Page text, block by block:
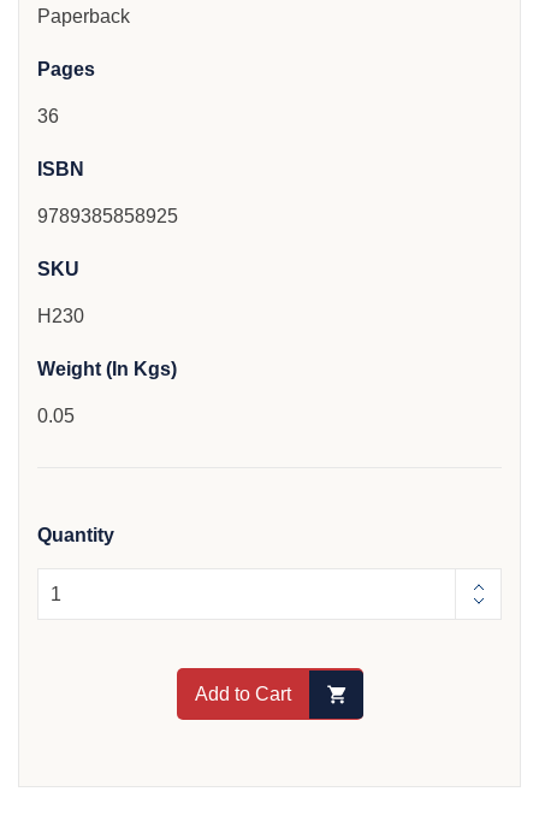
Paperback
Pages
36
ISBN
9789385858925
SKU
H230
Weight (In Kgs)
0.05
Quantity
Add to Cart